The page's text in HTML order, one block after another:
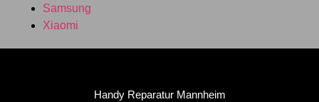
Samsung
Xiaomi
Handy Reparatur Mannheim